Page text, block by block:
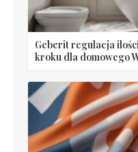
Geberit regulacja
kroku dla domowego